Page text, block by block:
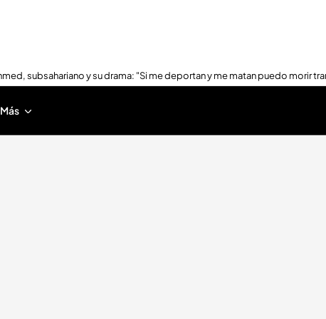
subsahariano y su drama: "Si me deportan y me matan puedo morir
Más